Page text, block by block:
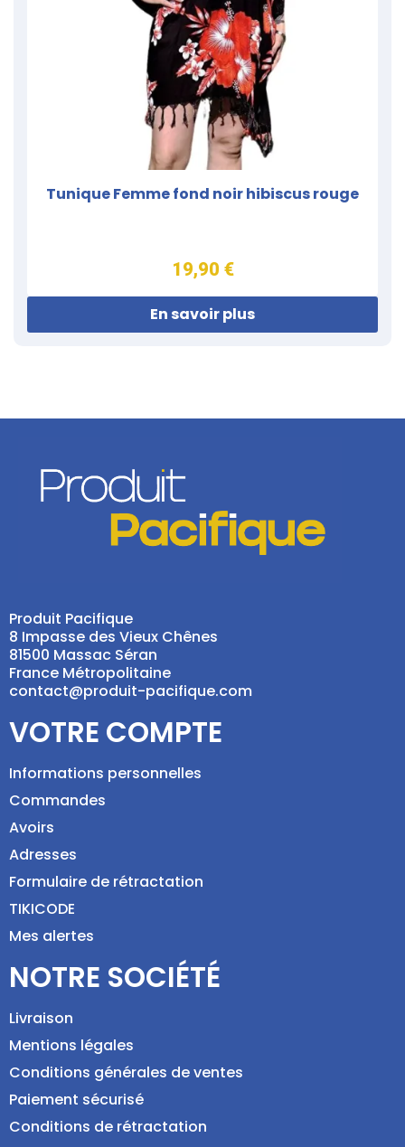
Tunique Femme fond noir hibiscus rouge
19,90 €
En savoir plus
Produit Pacifique
8 Impasse des Vieux Chênes
81500 Massac Séran
France Métropolitaine
contact@produit-pacifique.com
VOTRE COMPTE
Informations personnelles
Commandes
Avoirs
Adresses
Formulaire de rétractation
TIKICODE
Mes alertes
NOTRE SOCIÉTÉ
Livraison
Mentions légales
Conditions générales de ventes
Paiement sécurisé
Conditions de rétractation